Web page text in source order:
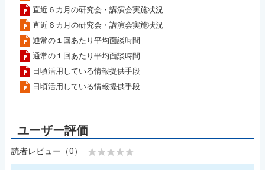
直近６カ月の研究会・講演会実施状況
直近６カ月の研究会・講演会実施状況
通常の１回あたり平均面談時間
通常の１回あたり平均面談時間
日頃活用している情報提供手段
日頃活用している情報提供手段
読者レビュー（0）